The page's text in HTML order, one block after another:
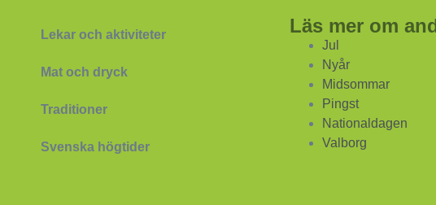
Lekar och aktiviteter
Mat och dryck
Traditioner
Svenska högtider
Läs mer om
Jul
Nyår
Midsommar
Pingst
Nationaldagen
Valborg